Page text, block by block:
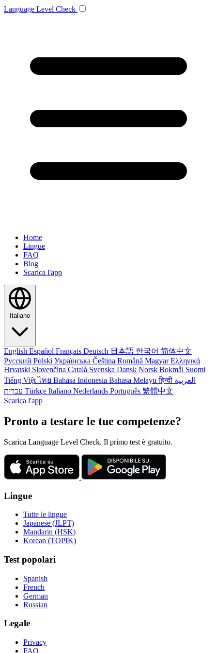
Language Level Check
Home
Lingue
FAQ
Blog
Scarica l'app
Italiano
English Español Français Deutsch 日本語 한국어 简体中文
Русский Polski Українська Čeština Română MagyarΕλληνικά
Hrvatski Slovenčina Català Svenska Dansk Norsk Bokmål Suomi
Tiếng Việtไทย Bahasa Indonesia Bahasa Melayuहिन्दी العربية
Türkçe Italiano Nederlands Português 繁體中文
Scarica l'app
Pronto a testare le tue competenze?
Scarica Language Level Check. Il primo test è gratuito.
Lingue
Tutte le lingue
Japanese (JLPT)
Mandarin (HSK)
Korean (TOPIK)
Test popolari
Spanish
French
German
Russian
Legale
Privacy
FAQ